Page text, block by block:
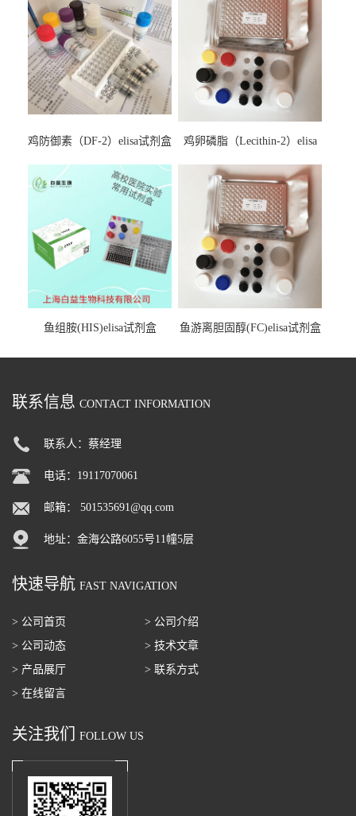
鸡防御素（DF-2）elisa试剂盒
鸡卵磷脂（Lecithin-2）elisa
鱼组胺(HIS)elisa试剂盒 鱼游离胆固醇(FC)elisa试剂盒
联系信息 CONTACT INFORMATION
联系人：蔡经理
电话：19117070061
邮箱： 501535691@qq.com
地址：金海公路6055号11幢5层
快速导航 FAST NAVIGATION
> 公司首页
> 公司介绍
> 公司动态
> 技术文章
> 产品展厅
> 联系方式
> 在线留言
关注我们 FOLLOW US